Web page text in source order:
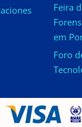
Feira
em
Foro